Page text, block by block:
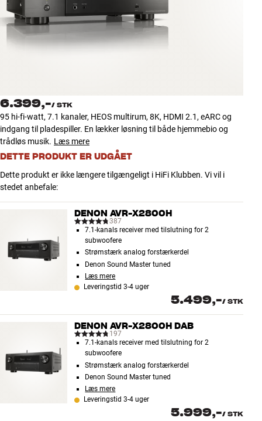
Tilbehør
INSPIRATION
NYHEDER
TILBUD
Find Butik
Kundeservice
Log ind
6.399,-/ STK
95 hi-fi-watt, 7.1 kanaler, HEOS multirum, 8K, HDMI 2.1, eARC og
indgang til pladespiller. En lækker løsning til både hjemmebio og
trådløs musik. Læs mere
DETTE PRODUKT ER UDGÅET
Dette produkt er ikke længere tilgængeligt i HiFi Klubben. Vi vil i
stedet anbefale:
DENON AVR-X2800H
387
7.1-kanals receiver med tilslutning for 2
subwoofere
Strømstærk analog forstærkerdel
Denon Sound Master tuned
Læs mere
Leveringstid 3-4 uger
5.499,-/ STK
DENON AVR-X2800H DAB
197
7.1-kanals receiver med tilslutning for 2
subwoofere
Strømstærk analog forstærkerdel
Denon Sound Master tuned
Læs mere
Leveringstid 3-4 uger
5.999,-/ STK